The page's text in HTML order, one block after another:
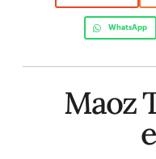
WhatsApp
Maoz